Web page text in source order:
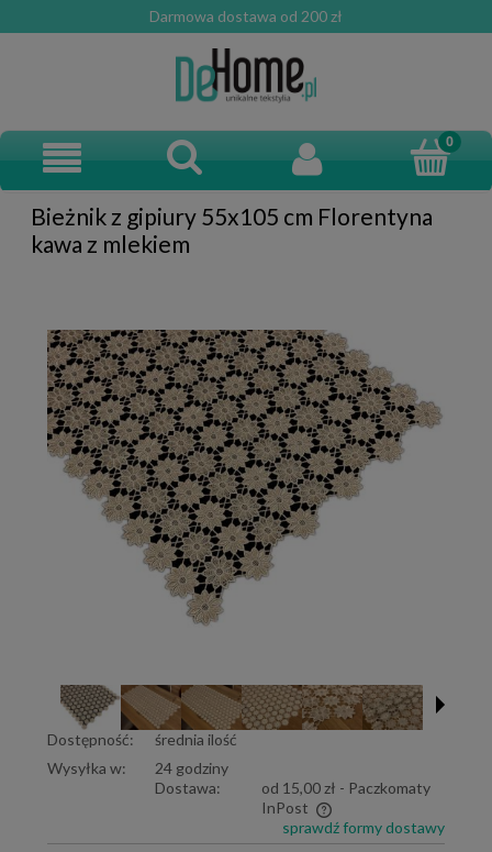
Darmowa dostawa od 200 zł
Bieżnik z gipiury 55x105 cm Florentyna
kawa z mlekiem
Dostępność:
średnia ilość
Wysyłka w:
24 godziny
Dostawa:
od 15,00 zł - Paczkomaty
InPost
Cena nie zawiera ewentualnych kosztów płatności
sprawdź formy dostawy